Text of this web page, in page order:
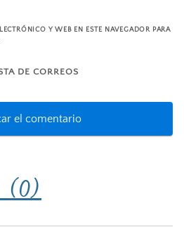
Y WEB EN ESTE NAVEGADOR PARA
DE CORREOS
(0)